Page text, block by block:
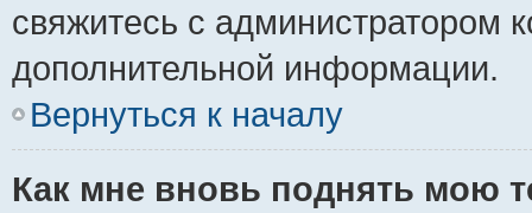
свяжитесь с администратором
дополнительной информации.
Вернуться к началу
Как мне вновь поднять мою